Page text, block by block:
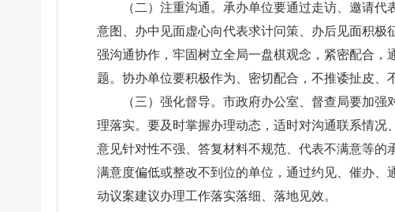
（二）注重沟通。承办单位要通过走访、邀请
意图、办中见面虚心向代表求计问策、办后见面积
强沟通协作，牢固树立全局一盘棋观念，紧密配合
题。协办单位要积极作为、密切配合，不推诿扯皮、
（三）强化督导。市政府办公室、督查局要加
理落实。要及时掌握办理动态，适时对沟通联系情
意见针对性不强、答复材料不规范、代表不满意等
满意度偏低或整改不到位的单位，通过约见、催办
动议案建议办理工作落实落细、落地见效。